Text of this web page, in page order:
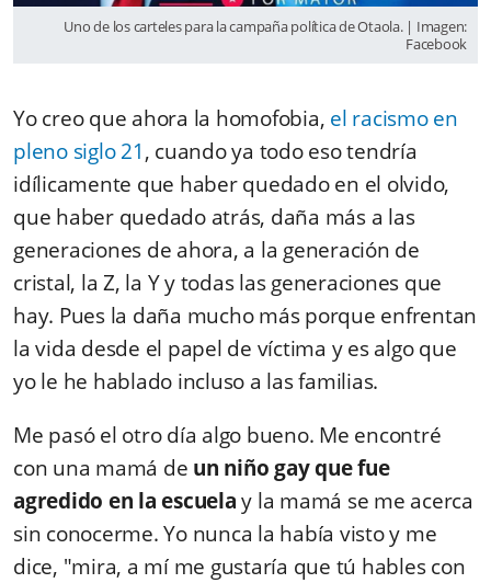
Uno de los carteles para la campaña política de Otaola. | Imagen:
Facebook
Yo creo que ahora la homofobia, el racismo en
pleno siglo 21, cuando ya todo eso tendría
idílicamente que haber quedado en el olvido,
que haber quedado atrás, daña más a las
generaciones de ahora, a la generación de
cristal, la Z, la Y y todas las generaciones que
hay. Pues la daña mucho más porque enfrentan
la vida desde el papel de víctima y es algo que
yo le he hablado incluso a las familias.
Me pasó el otro día algo bueno. Me encontré
con una mamá de un niño gay que fue
agredido en la escuelay la mamá se me acerca
sin conocerme. Yo nunca la había visto y me
dice, "mira, a mí me gustaría que tú hables con